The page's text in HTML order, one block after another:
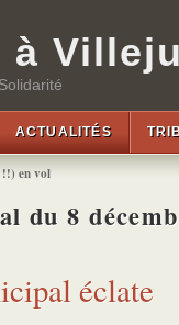
à
ACTUALITÉS
!!) en vol
du 8
éclate